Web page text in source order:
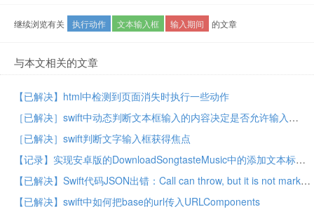
继续浏览有关 执行动作 文本输入框 输入期间 的文章
与本文相关的文章
【已解决】html中检测到页面消失时执行一些动作
［已解决］swift中动态判断文本框输入的内容决定是否允许输入
［已解决］swift判断文字输入框获得焦点
【记录】实现安卓版的DownloadSongtasteMusic中的添加文本标签和文本输入框
【已解决】Swift代码JSON出错：Call can throw, but it is not marked with ‘try’ and the error is not handled
【已解决】swift中如何把base的url传入URLComponents